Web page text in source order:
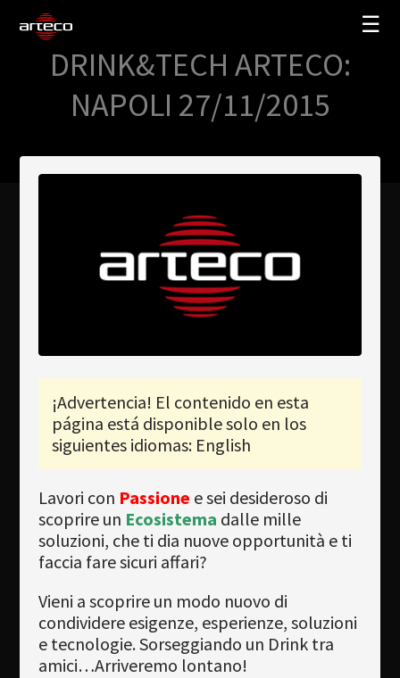
☰
Newsletter
Download
Búsqueda
SOLUCIONES
EMPRESA
TRAINING
SOPORTE
DRINK&TECH ARTECO:
NAPOLI 27/11/2015
¡Advertencia! El contenido en esta
página está disponible solo en los
siguientes idiomas: English
Lavori con Passione e sei desideroso di
scoprire un Ecosistema dalle mille
soluzioni, che ti dia nuove opportunità e ti
faccia fare sicuri affari?
Vieni a scoprire un modo nuovo di
condividere esigenze, esperienze, soluzioni
e tecnologie. Sorseggiando un Drink tra
amici…Arriveremo lontano!